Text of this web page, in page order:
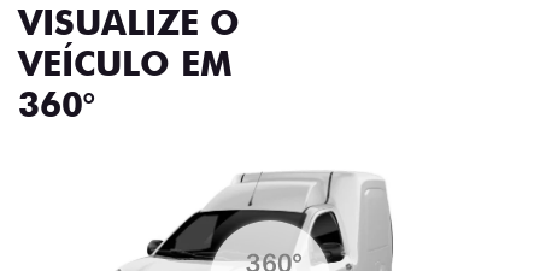
VISUALIZE O
VEÍCULO EM
360°